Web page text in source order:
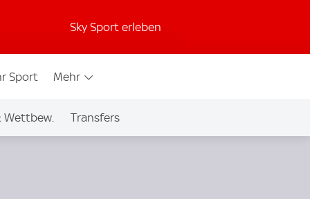
Sky Sport erleben
Sport Mehr
Wettbew. Transfers